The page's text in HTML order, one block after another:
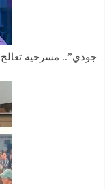
جودي”.. مسرحية